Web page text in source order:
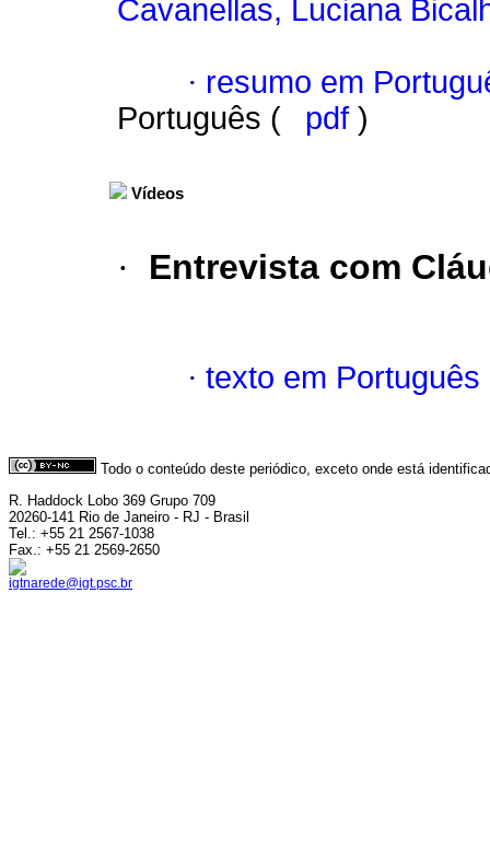
Cavanellas, Luciana
· resumo em
Português (
pdf )
Vídeos
· Entrevista com
· texto em Português
Todo o conteúdo deste periódico, exceto onde está
R. Haddock Lobo 369 Grupo 709
20260-141 Rio de Janeiro - RJ - Brasil
Tel.: +55 21 2567-1038
Fax.: +55 21 2569-2650
igtnarede@igt.psc.br